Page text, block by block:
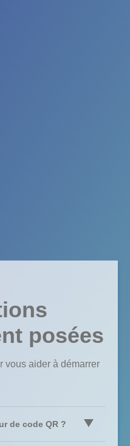
posées
vous aider à démarrer
de code QR ?